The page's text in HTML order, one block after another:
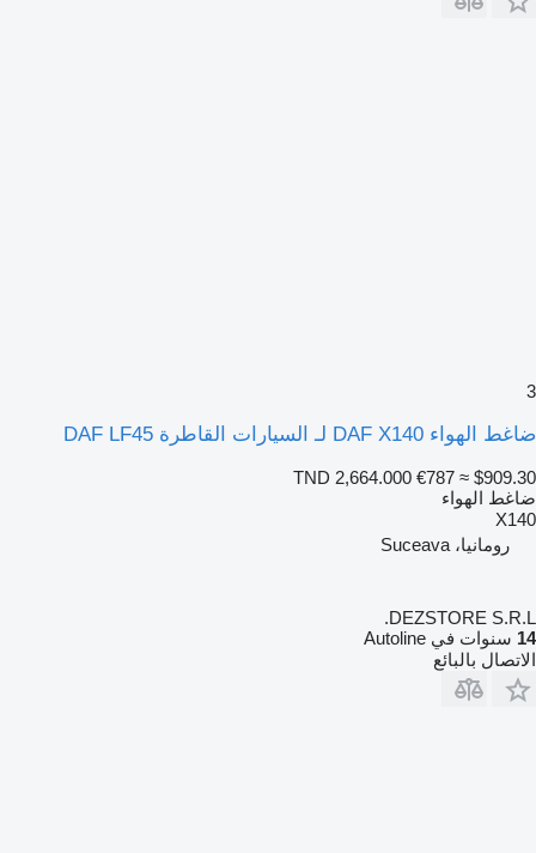
3
ضاغط الهواء DAF X140 لـ السيارات القاطرة DAF LF45
TND 2,664.000 €787 ≈ $909.30
ضاغط الهواء
X140
رومانيا، Suceava
DEZSTORE S.R.L.
14 سنوات في Autoline
الاتصال بالبائع